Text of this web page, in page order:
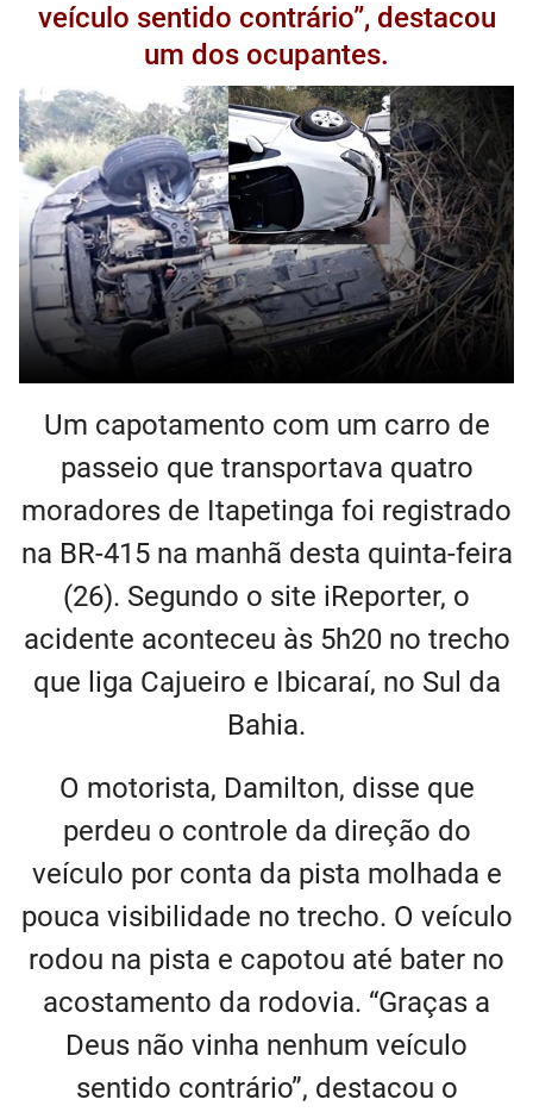
veículo sentido contrário”, destacou
um dos ocupantes.
Um capotamento com um carro de
passeio que transportava quatro
moradores de Itapetinga foi registrado
na BR-415 na manhã desta quinta-feira
(26). Segundo o site iReporter, o
acidente aconteceu às 5h20 no trecho
que liga Cajueiro e Ibicaraí, no Sul da
Bahia.
O motorista, Damilton, disse que
perdeu o controle da direção do
veículo por conta da pista molhada e
pouca visibilidade no trecho. O veículo
rodou na pista e capotou até bater no
acostamento da rodovia. “Graças a
Deus não vinha nenhum veículo
sentido contrário”, destacou o